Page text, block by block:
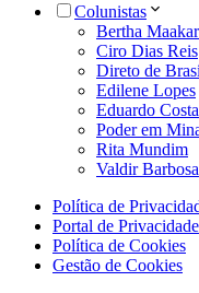
Colunistas
Bertha
Ciro Dias Reis
Direto de
Edilene Lopes
Eduardo Costa
Poder em
Rita Mundim
Valdir Barbosa
Política de
Portal de Privacidade
Política de Cookies
Gestão de Cookies